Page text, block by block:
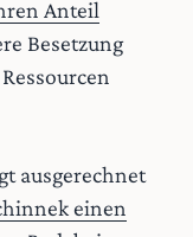
Anteil
Besetzung
ausgerechnet
einen